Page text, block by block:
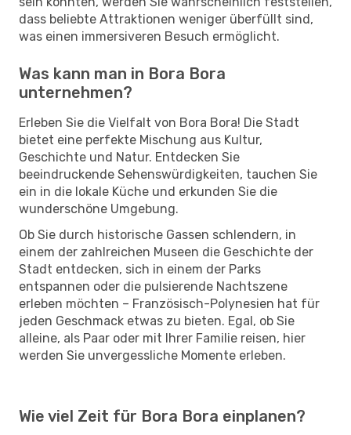
dass beliebte Attraktionen weniger überfüllt sind,
was einen immersiveren Besuch ermöglicht.
Was kann man in Bora Bora
unternehmen?
Erleben Sie die Vielfalt von Bora Bora! Die Stadt
bietet eine perfekte Mischung aus Kultur,
Geschichte und Natur. Entdecken Sie
beeindruckende Sehenswürdigkeiten, tauchen Sie
ein in die lokale Küche und erkunden Sie die
wunderschöne Umgebung.
Ob Sie durch historische Gassen schlendern, in
einem der zahlreichen Museen die Geschichte der
Stadt entdecken, sich in einem der Parks
entspannen oder die pulsierende Nachtszene
erleben möchten – Französisch-Polynesien hat für
jeden Geschmack etwas zu bieten. Egal, ob Sie
alleine, als Paar oder mit Ihrer Familie reisen, hier
werden Sie unvergessliche Momente erleben.
Wie viel Zeit für Bora Bora einplanen?